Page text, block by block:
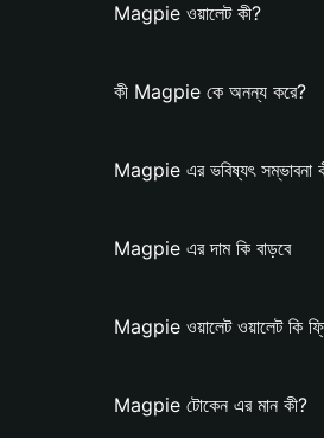
Magpie ওয়ালেট কী?
কী Magpie কে অনন্য করে?
Magpie এর ভবিষ্যৎ সম্ভাবনা
Magpie এর দাম কি বাড়বে
Magpie ওয়ালেট ওয়ালেট কি
Magpie টোকেন এর মান কী?